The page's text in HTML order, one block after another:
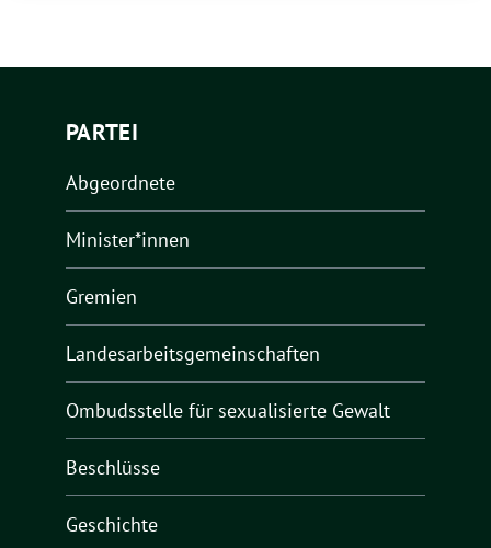
PARTEI
Abgeordnete
Minister*innen
Gremien
Landesarbeitsgemeinschaften
Ombudsstelle für sexualisierte Gewalt
Beschlüsse
Geschichte